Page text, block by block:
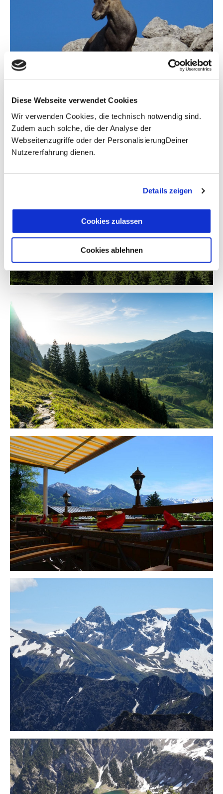
Diese Webseite verwendet Cookies
Wir verwenden Cookies, die technisch notwendig sind.
Zudem auch solche, die der Analyse der
Webseitenzugriffe oder der PersonalisierungDeiner
Nutzererfahrung dienen.
Details zeigen
Cookies zulassen
Cookies ablehnen